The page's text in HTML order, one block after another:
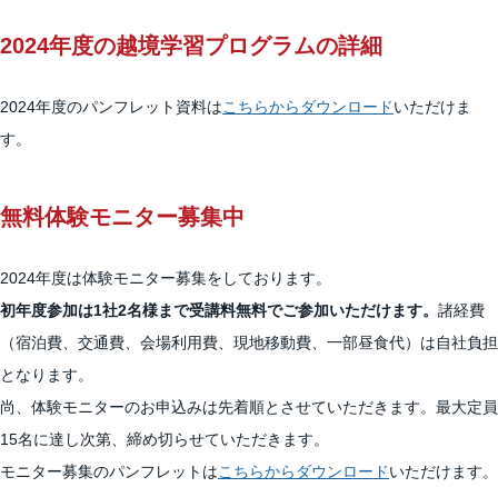
2024年度の越境学習プログラムの詳細
2024年度のパンフレット資料はこちらからダウンロードいただけま
す。
無料体験モニター募集中
2024年度は体験モニター募集をしております。
初年度参加は1社2名様まで受講料無料でご参加いただけます。 諸経費
（宿泊費、交通費、会場利用費、現地移動費、一部昼食代）は自社負担
となります。
尚、体験モニターのお申込みは先着順とさせていただきます。最大定員
15名に達し次第、締め切らせていただきます。
モニター募集のパンフレットはこちらからダウンロードいただけます。